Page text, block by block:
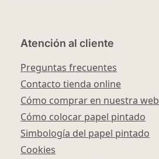
Atención al cliente
Preguntas frecuentes
Contacto tienda online
Cómo comprar en nuestra web
Cómo colocar papel pintado
Simbología del papel pintado
Cookies